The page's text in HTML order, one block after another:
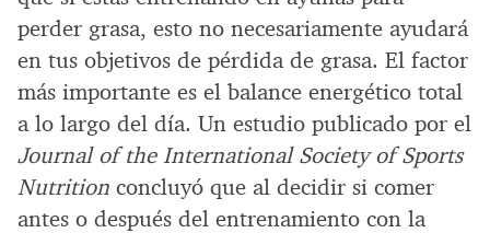
perder grasa, esto no necesariamente ayudará
en tus objetivos de pérdida de grasa. El factor
más importante es el balance energético total
a lo largo del día. Un estudio publicado por el
Journal of the International Society of Sports
Nutrition concluyó que al decidir si comer
antes o después del entrenamiento con la